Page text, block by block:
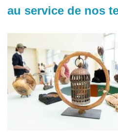
au service de nos